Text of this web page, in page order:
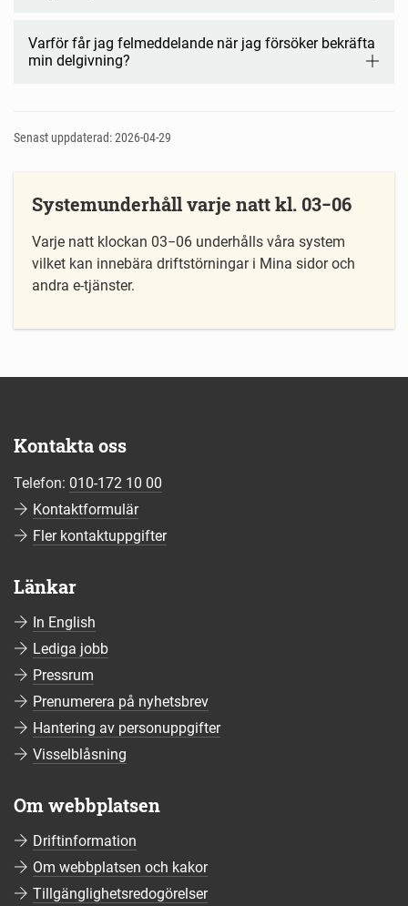
Varför får jag felmeddelande när jag försöker bekräfta
min delgivning?
Senast uppdaterad: 2026-04-29
Systemunderhåll varje natt kl. 03−06
Varje natt klockan 03−06 underhålls våra system
vilket kan innebära driftstörningar i Mina sidor och
andra e-tjänster.
Kontakta oss
Telefon: 010-172 10 00
Kontaktformulär
Fler kontaktuppgifter
Länkar
In English
Lediga jobb
Pressrum
Prenumerera på nyhetsbrev
Hantering av personuppgifter
Visselblåsning
Om webbplatsen
Driftinformation
Om webbplatsen och kakor
Tillgänglighetsredogörelser